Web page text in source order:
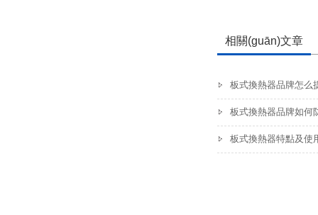
相關(guān)文章
板式換熱器品牌怎么
板式換熱器品牌如何
板式換熱器特點及使